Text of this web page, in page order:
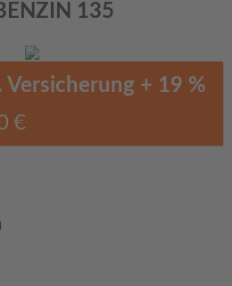
135
Versicherung + 19 %
€